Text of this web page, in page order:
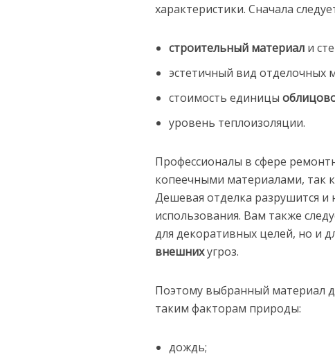
характеристики. Сначала
строительный материал и
эстетичный вид отделочных
стоимость единицы
уровень теплоизоляции.
Профессионалы в сфере
копеечными материалами, так
Дешевая отделка разрушится
использования. Вам также
для декоративных целей, но и
внешнихугроз.
Поэтому выбранный материал
таким факторам природы:
дождь;